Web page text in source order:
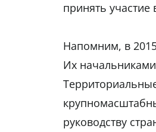
принять участие
Напомним, в
Их
руководству